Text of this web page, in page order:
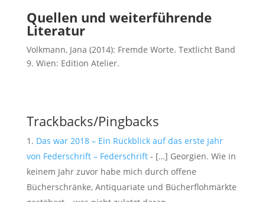
Quellen und weiterführende
Literatur
Volkmann, Jana (2014): Fremde Worte. Textlicht Band
9. Wien: Edition Atelier.
Trackbacks/Pingbacks
Das war 2018 – Ein Rückblick auf das erste Jahr
von Federschrift – Federschrift- […] Georgien. Wie in
keinem Jahr zuvor habe mich durch offene
Bücherschränke, Antiquariate und Bücherflohmärkte